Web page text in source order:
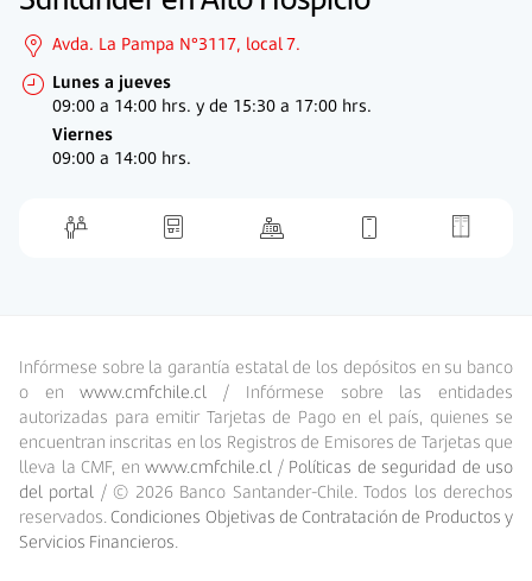
Avda. La Pampa N°3117, local 7.
Lunes a jueves
09:00 a 14:00 hrs. y de 15:30 a 17:00 hrs.
Viernes
09:00 a 14:00 hrs.
Infórmese sobre la garantía estatal de los depósitos en su banco
o enwww.cmfchile.cl
/ Infórmese sobre las entidades
autorizadas para emitir Tarjetas de Pago en el país, quienes se
encuentran inscritas en los Registros de Emisores de Tarjetas que
lleva la CMF, en www.cmfchile.cl / Políticas de seguridad de uso
del portal / © 2026 Banco Santander-Chile. Todos los derechos
reservados.Condiciones Objetivas de Contratación de Productos y
Servicios Financieros